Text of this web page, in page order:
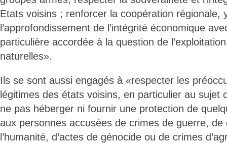
Etats voisins ; renforcer la coopération régionale,
l’approfondissement de l’intégrité économique
particulière accordée à la question de
naturelles».
Ils se sont aussi engagés à «respecter les
légitimes des états voisins, en particulier au sujet
ne pas héberger ni fournir une protection de
aux personnes accusées de crimes de guerre, de
l’humanité, d’actes de génocide ou de crimes